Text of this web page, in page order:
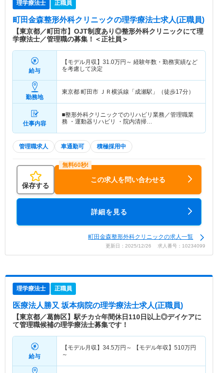
理学療法士 正職員
町田金森整形外科クリニックの理学療法士求人(正職員)
【東京都／町田市】OJT制度あり◎整形外科クリニックにて理
学療法士／管理職の募集！＜正社員＞
給与
【モデル月収】 31.0万円～ 経験年数・勤務実績など
を考慮して決定
勤務地
東京都 町田市 ＪＲ横浜線「成瀬駅」（徒歩17分）
仕事内容
■整形外科クリニックでのリハビリ業務／管理職業
務 ・運動器リハビリ ・院内清掃…
管理職求人 車通勤可 積極採用中
保存する
この求人を問い合わせる
詳細を見る
町田金森整形外科クリニックの求人一覧
更新日：2025/12/26 求人番号：10234099
理学療法士 正職員
医療法人勝又 坂本病院の理学療法士求人(正職員)
【東京都／葛飾区】駅チカ☆年間休日110日以上◎デイケアに
て管理職候補の理学療法士募集です！
給与
【モデル月収】 34.5万円～ 【モデル年収】 510万円
～